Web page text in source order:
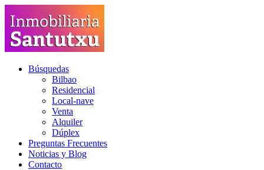
Búsquedas
Bilbao
Residencial
Local-nave
Venta
Alquiler
Dúplex
Preguntas Frecuentes
Noticias y Blog
Contacto